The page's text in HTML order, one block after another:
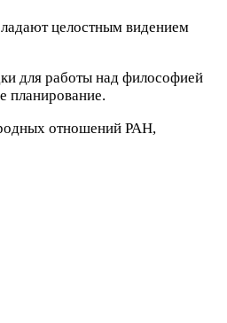
целостным видением
для работы над философией
планирование.
отношений РАН,